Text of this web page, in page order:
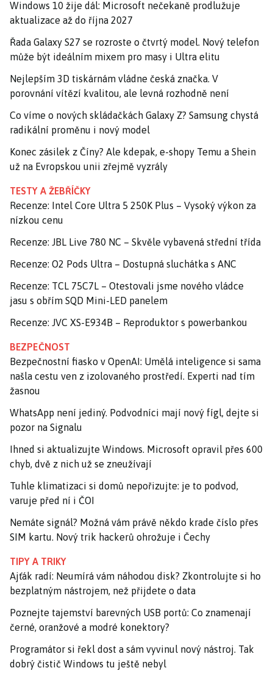
Windows 10 žije dál: Microsoft nečekaně prodlužuje
aktualizace až do října 2027
Řada Galaxy S27 se rozroste o čtvrtý model. Nový telefon
může být ideálním mixem pro masy i Ultra elitu
Nejlepším 3D tiskárnám vládne česká značka. V
porovnání vítězí kvalitou, ale levná rozhodně není
Co víme o nových skládačkách Galaxy Z? Samsung chystá
radikální proměnu i nový model
Konec zásilek z Číny? Ale kdepak, e-shopy Temu a Shein
už na Evropskou unii zřejmě vyzrály
TESTY A ŽEBŘÍČKY
Recenze: Intel Core Ultra 5 250K Plus – Vysoký výkon za
nízkou cenu
Recenze: JBL Live 780 NC – Skvěle vybavená střední třída
Recenze: O2 Pods Ultra – Dostupná sluchátka s ANC
Recenze: TCL 75C7L – Otestovali jsme nového vládce
jasu s obřím SQD Mini-LED panelem
Recenze: JVC XS-E934B – Reproduktor s powerbankou
BEZPEČNOST
Bezpečnostní fiasko v OpenAI: Umělá inteligence si sama
našla cestu ven z izolovaného prostředí. Experti nad tím
žasnou
WhatsApp není jediný. Podvodníci mají nový fígl, dejte si
pozor na Signalu
Ihned si aktualizujte Windows. Microsoft opravil přes 600
chyb, dvě z nich už se zneužívají
Tuhle klimatizaci si domů nepořizujte: je to podvod,
varuje před ní i ČOI
Nemáte signál? Možná vám právě někdo krade číslo přes
SIM kartu. Nový trik hackerů ohrožuje i Čechy
TIPY A TRIKY
Ajťák radí: Neumírá vám náhodou disk? Zkontrolujte si ho
bezplatným nástrojem, než přijdete o data
Poznejte tajemství barevných USB portů: Co znamenají
černé, oranžové a modré konektory?
Programátor si řekl dost a sám vyvinul nový nástroj. Tak
dobrý čistič Windows tu ještě nebyl